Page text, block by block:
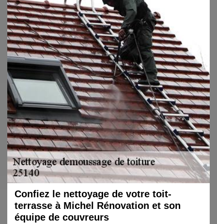
Confiez le nettoyage de votre toit-
terrasse à Michel Rénovation et son
équipe de couvreurs